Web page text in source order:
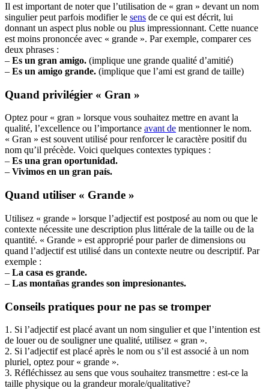
Il est important de noter que l’utilisation de « gran » devant un nom
singulier peut parfois modifier le sens de ce qui est décrit, lui
donnant un aspect plus noble ou plus impressionnant. Cette nuance
est moins prononcée avec « grande ». Par exemple, comparer ces
deux phrases :
– Es un gran amigo. (implique une grande qualité d’amitié)
– Es un amigo grande. (implique que l’ami est grand de taille)
Quand privilégier « Gran »
Optez pour « gran » lorsque vous souhaitez mettre en avant la
qualité, l’excellence ou l’importance avant de mentionner le nom.
« Gran » est souvent utilisé pour renforcer le caractère positif du
nom qu’il précède. Voici quelques contextes typiques :
– Es una gran oportunidad.
– Vivimos en un gran país.
Quand utiliser « Grande »
Utilisez « grande » lorsque l’adjectif est postposé au nom ou que le
contexte nécessite une description plus littérale de la taille ou de la
quantité. « Grande » est approprié pour parler de dimensions ou
quand l’adjectif est utilisé dans un contexte neutre ou descriptif. Par
exemple :
– La casa es grande.
– Las montañas grandes son impresionantes.
Conseils pratiques pour ne pas se tromper
1. Si l’adjectif est placé avant un nom singulier et que l’intention est
de louer ou de souligner une qualité, utilisez « gran ».
2. Si l’adjectif est placé après le nom ou s’il est associé à un nom
pluriel, optez pour « grande ».
3. Réfléchissez au sens que vous souhaitez transmettre : est-ce la
taille physique ou la grandeur morale/qualitative?